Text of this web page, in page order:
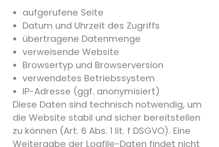
aufgerufene Seite
Datum und Uhrzeit des Zugriffs
übertragene Datenmenge
verweisende Website
Browsertyp und Browserversion
verwendetes Betriebssystem
IP-Adresse (ggf. anonymisiert)
Diese Daten sind technisch notwendig, um
die Website stabil und sicher bereitstellen
zu können (Art. 6 Abs. 1 lit. f DSGVO). Eine
Weitergabe der Logfile-Daten findet nicht